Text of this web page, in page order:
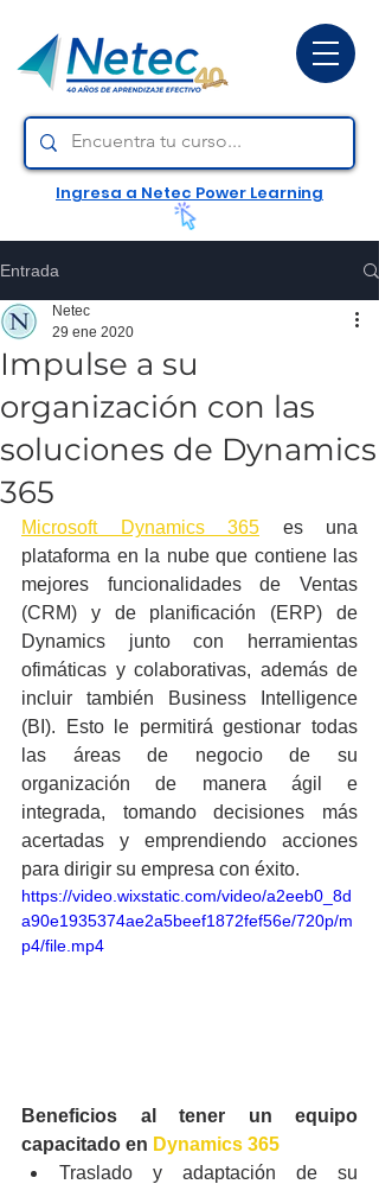
Ingresa a Netec Power Learning
Entrada
Impulse a su
organización con las
soluciones de Dynamics
365
Netec
29 ene 2020
Microsoft Dynamics 365 es una
plataforma en la nube que contiene las
mejores funcionalidades de Ventas
(CRM) y de planificación (ERP) de
Dynamics junto con herramientas
ofimáticas y colaborativas, además de
incluir también Business Intelligence
(BI). Esto le permitirá gestionar todas
las áreas de negocio de su
organización de manera ágil e
integrada, tomando decisiones más
acertadas y emprendiendo acciones
para dirigir su empresa con éxito.
https://video.wixstatic.com/video/a2eeb0_8d
a90e1935374ae2a5beef1872fef56e/720p/m
p4/file.mp4
Beneficios al tener un equipo
capacitado en Dynamics 365
Traslado y adaptación de su